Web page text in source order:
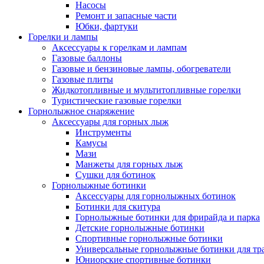
Насосы
Ремонт и запасные части
Юбки, фартуки
Горелки и лампы
Аксессуары к горелкам и лампам
Газовые баллоны
Газовые и бензиновые лампы, обогреватели
Газовые плиты
Жидкотопливные и мультитопливные горелки
Туристические газовые горелки
Горнолыжное снаряжение
Аксессуары для горных лыж
Инструменты
Камусы
Мази
Манжеты для горных лыж
Сушки для ботинок
Горнолыжные ботинки
Аксессуары для горнолыжных ботинок
Ботинки для скитура
Горнолыжные ботинки для фрирайда и парка
Детские горнолыжные ботинки
Спортивные горнолыжные ботинки
Универсальные горнолыжные ботинки для
Юниорские спортивные ботинки